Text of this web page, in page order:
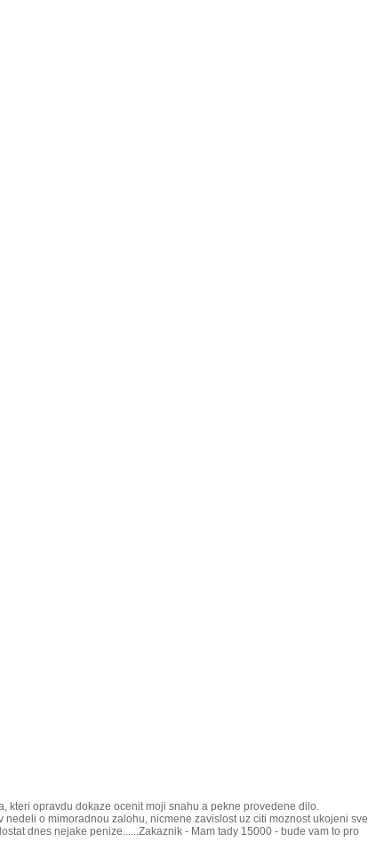
kteri opravdu dokaze ocenit moji snahu a pekne provedene dilo.
o mimoradnou zalohu, nicmene zavislost uz citi moznost ukojeni sve
dnes nejake penize......Zakaznik - Mam tady 15000 - bude vam to pro